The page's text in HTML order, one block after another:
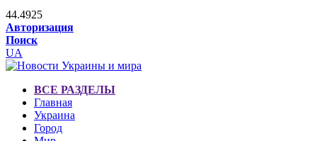
44.4925
Авторизация
Поиск
UA
ВСЕ РАЗДЕЛЫ
Главная
Украина
Город